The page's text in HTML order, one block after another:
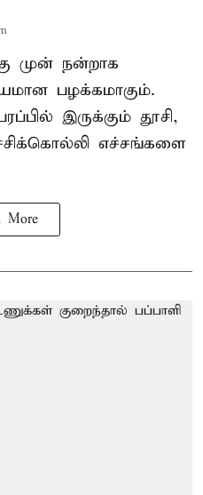
முன் நன்றாக
பழக்கமாகும்.
இருக்கும் தூசி,
எச்சங்களை
More